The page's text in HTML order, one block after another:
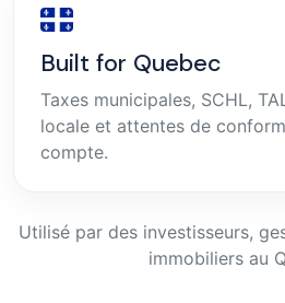
Built for Quebec
Taxes municipales, SCHL,
locale et attentes de
compte.
Utilisé par des investisseurs,
immobiliers au